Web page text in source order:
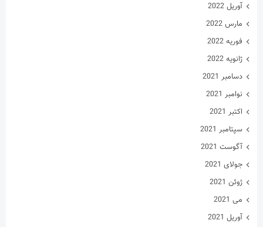
آوریل 2022
مارس 2022
فوریه 2022
ژانویه 2022
دسامبر 2021
نوامبر 2021
اکتبر 2021
سپتامبر 2021
آگوست 2021
جولای 2021
ژوئن 2021
می 2021
آوریل 2021